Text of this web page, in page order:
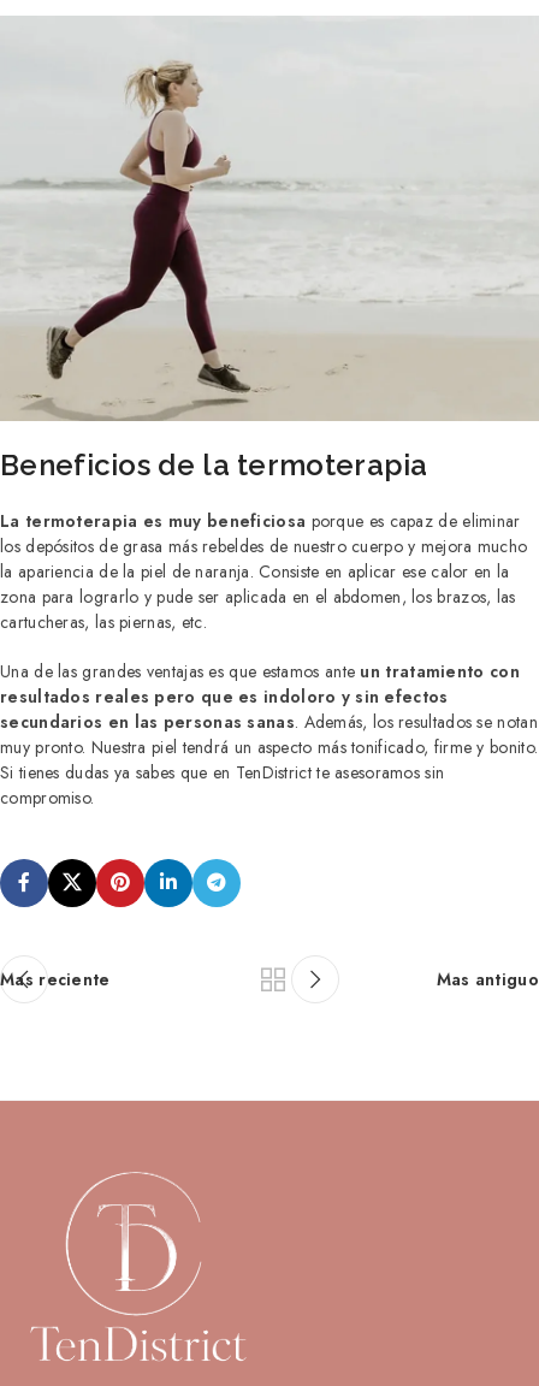
Beneficios de la termoterapia
La termoterapia es muy beneficiosa porque es capaz de eliminar
los depósitos de grasa más rebeldes de nuestro cuerpo y mejora mucho
la apariencia de la piel de naranja. Consiste en aplicar ese calor en la
zona para lograrlo y pude ser aplicada en el abdomen, los brazos, las
cartucheras, las piernas, etc.
Una de las grandes ventajas es que estamos ante un tratamiento con
resultados reales pero que es indoloro y sin efectos
secundarios en las personas sanas. Además, los resultados se notan
muy pronto. Nuestra piel tendrá un aspecto más tonificado, firme y bonito.
Si tienes dudas ya sabes que en TenDistrict te asesoramos sin
compromiso.
Mas reciente Mas antiguo